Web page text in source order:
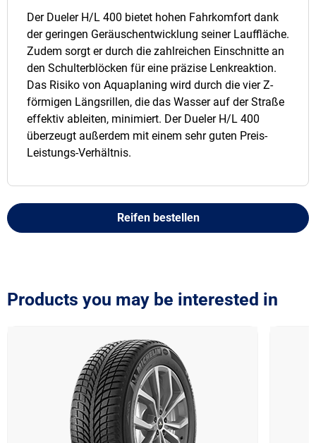
Der Dueler H/L 400 bietet hohen Fahrkomfort dank
der geringen Geräuschentwicklung seiner Lauffläche.
Zudem sorgt er durch die zahlreichen Einschnitte an
den Schulterblöcken für eine präzise Lenkreaktion.
Das Risiko von Aquaplaning wird durch die vier Z-
förmigen Längsrillen, die das Wasser auf der Straße
effektiv ableiten, minimiert. Der Dueler H/L 400
überzeugt außerdem mit einem sehr guten Preis-
Leistungs-Verhältnis.
Reifen bestellen
Products you may be interested in